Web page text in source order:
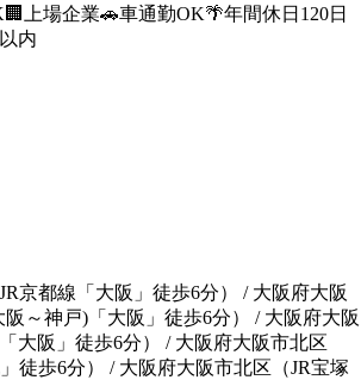
🏢 上場企業🚗車通勤OK🌴年間休日120日
内
JR京都線「大阪」徒歩6分） / 大阪府大阪
阪～神戸)「大阪」徒歩6分） / 大阪府大阪
大阪」徒歩6分） / 大阪府大阪市北区
徒歩6分） / 大阪府大阪市北区 （JR宝塚